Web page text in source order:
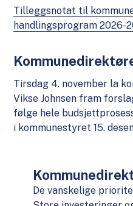
Tilleggsnotat til
handlingsprogram 2026-
Tirsdag 4. november la
Vikse Johnsen fram
følge hele
i kommunestyret 15.
De vanskelige